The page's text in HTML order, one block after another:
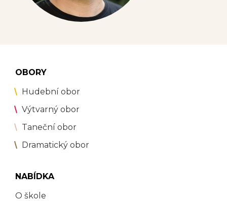
OBORY
Hudební obor
Výtvarný obor
Taneční obor
Dramatický obor
NABÍDKA
O škole